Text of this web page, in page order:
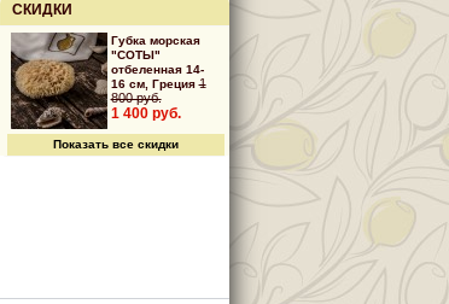
Черный... Черный...
СКИДКИ
Губка морская
"СОТЫ"
отбеленная 14-
16 см, Греция 1
800 руб.
1 400 руб.
Показать все скидки